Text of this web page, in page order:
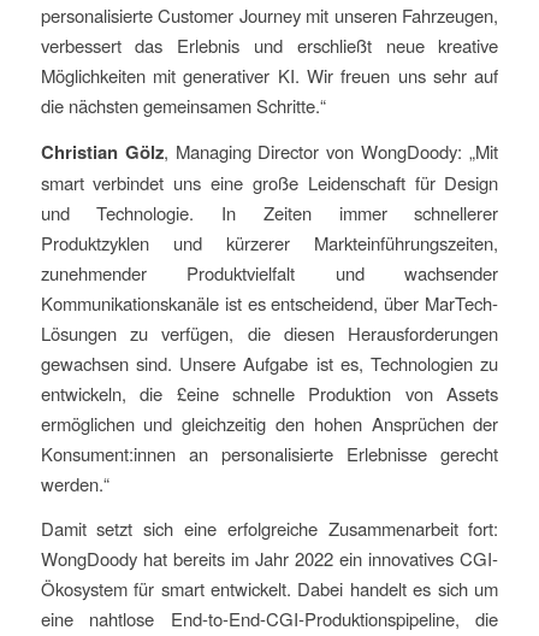
personalisierte Customer Journey mit unseren Fahrzeugen,
verbessert das Erlebnis und erschließt neue kreative
Möglichkeiten mit generativer KI. Wir freuen uns sehr auf
die nächsten gemeinsamen Schritte.“
Christian Gölz, Managing Director von WongDoody: „Mit
smart verbindet uns eine große Leidenschaft für Design
und Technologie. In Zeiten immer schnellerer
Produktzyklen und kürzerer Markteinführungszeiten,
zunehmender Produktvielfalt und wachsender
Kommunikationskanäle ist es entscheidend, über MarTech-
Lösungen zu verfügen, die diesen Herausforderungen
gewachsen sind. Unsere Aufgabe ist es, Technologien zu
entwickeln, die £eine schnelle Produktion von Assets
ermöglichen und gleichzeitig den hohen Ansprüchen der
Konsument:innen an personalisierte Erlebnisse gerecht
werden.“
Damit setzt sich eine erfolgreiche Zusammenarbeit fort:
WongDoody hat bereits im Jahr 2022 ein innovatives CGI-
Ökosystem für smart entwickelt. Dabei handelt es sich um
eine nahtlose End-to-End-CGI-Produktionspipeline, die